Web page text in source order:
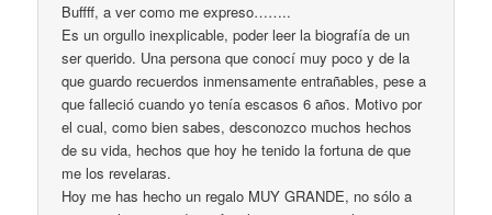
Buffff, a ver como me expreso……..
Es un orgullo inexplicable, poder leer la biografía de un
ser querido. Una persona que conocí muy poco y de la
que guardo recuerdos inmensamente entrañables, pese a
que falleció cuando yo tenía escasos 6 años. Motivo por
el cual, como bien sabes, desconozco muchos hechos
de su vida, hechos que hoy he tenido la fortuna de que
me los revelaras.
Hoy me has hecho un regalo MUY GRANDE, no sólo a